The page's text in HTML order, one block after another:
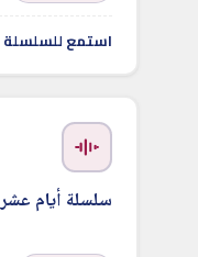
استمع
سلسلة أيام